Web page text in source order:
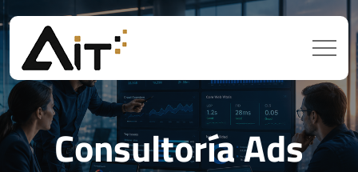
Consultoría Ads